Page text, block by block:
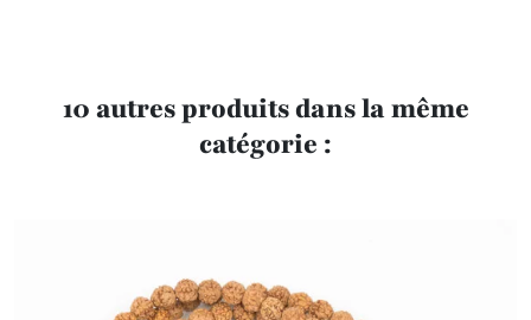
10 autres produits dans la même
catégorie :